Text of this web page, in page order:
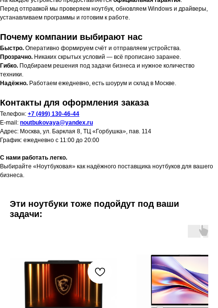
Перед отправкой мы проверяем ноутбук, обновляем Windows и драйверы,
устанавливаем программы и готовим к работе.
Почему компании выбирают нас
Быстро. Оперативно формируем счёт и отправляем устройства.
Прозрачно. Никаких скрытых условий — всё прописано заранее.
Гибко. Подбираем решения под задачи бизнеса и нужное количество
техники.
Надёжно. Работаем ежедневно, есть шоурум и склад в Москве.
Контакты для оформления заказа
Телефон: +7 (499) 130-46-44
E-mail: noutbukovaya@yandex.ru
Адрес: Москва, ул. Барклая 8, ТЦ «Горбушка», пав. 114
График: ежедневно с 11:00 до 20:00
С нами работать легко.
Выбирайте «Ноутбуковая» как надёжного поставщика ноутбуков для вашего
бизнеса.
Эти ноутбуки тоже подойдут под ваши
задачи: